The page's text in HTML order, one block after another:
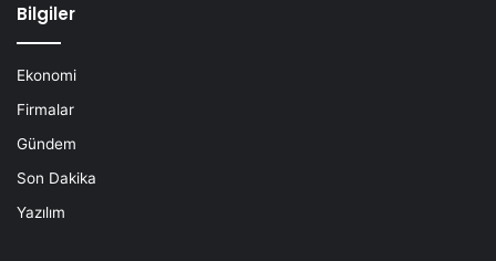
Bilgiler
Ekonomi
Firmalar
Gündem
Son Dakika
Yazılım